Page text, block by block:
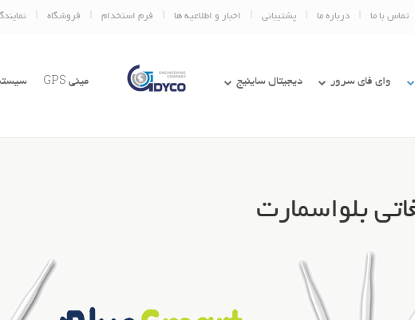
تماس با ما درباره ما پشتیبانی اخبار و اطلاعیه ها فرم استخدام فروشگاه
وای فای سرور دیجیتال ساینیج مینی GPS
بلواسمارت